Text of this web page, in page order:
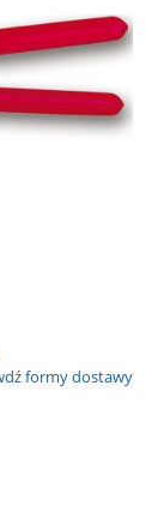
formy dostawy